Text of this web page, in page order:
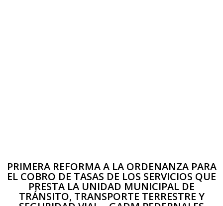
PRIMERA REFORMA A LA ORDENANZA PARA
EL COBRO DE TASAS DE LOS SERVICIOS QUE
PRESTA LA UNIDAD MUNICIPAL DE
TRÁNSITO, TRANSPORTE TERRESTRE Y